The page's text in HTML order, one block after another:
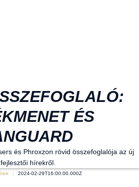
ÉS
és Phroxzon rövid összefoglalója az új
fejlesztői hírekről.
2024-02-29T16:00:00.000Z